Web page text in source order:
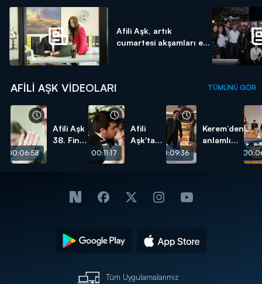
Afili Aşk, artık
cumartesi akşamları e...
AFILI AŞK VIDEOLARI TÜMÜNÜ GÖR
00:06:58
Afili Aşk
38. Final
00:11:17
Afili
Aşk'ta
00:09:36
Kerem’den
anlamlı
Tüm Uygulamalarımız